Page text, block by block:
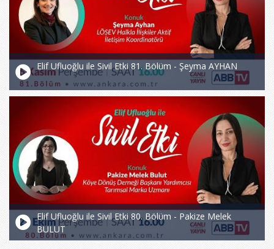
Elif Ufluoğlu ile Sivil Etki 81. Bölüm - Şeyma AYHAN
Elif Ufluoğlu ile Sivil Etki 80. Bölüm - Pakize Melek
BULUT